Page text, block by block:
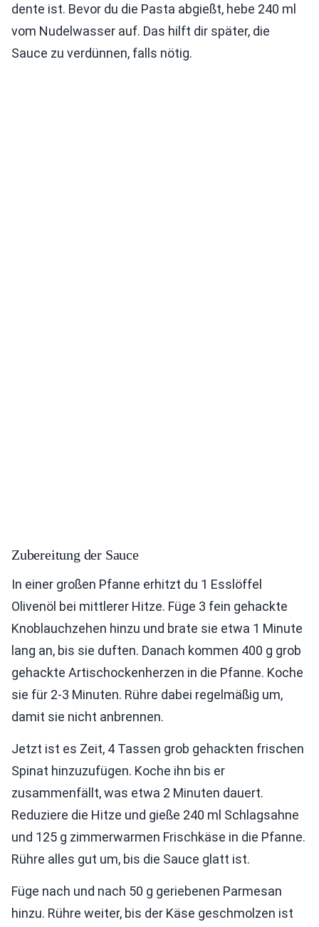
dente ist. Bevor du die Pasta abgießt, hebe 240 ml
vom Nudelwasser auf. Das hilft dir später, die
Sauce zu verdünnen, falls nötig.
Zubereitung der Sauce
In einer großen Pfanne erhitzt du 1 Esslöffel
Olivenöl bei mittlerer Hitze. Füge 3 fein gehackte
Knoblauchzehen hinzu und brate sie etwa 1 Minute
lang an, bis sie duften. Danach kommen 400 g grob
gehackte Artischockenherzen in die Pfanne. Koche
sie für 2-3 Minuten. Rühre dabei regelmäßig um,
damit sie nicht anbrennen.
Jetzt ist es Zeit, 4 Tassen grob gehackten frischen
Spinat hinzuzufügen. Koche ihn bis er
zusammenfällt, was etwa 2 Minuten dauert.
Reduziere die Hitze und gieße 240 ml Schlagsahne
und 125 g zimmerwarmen Frischkäse in die Pfanne.
Rühre alles gut um, bis die Sauce glatt ist.
Füge nach und nach 50 g geriebenen Parmesan
hinzu. Rühre weiter, bis der Käse geschmolzen ist